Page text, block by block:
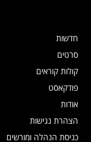
חדשות
סרטים
קולות קוראים
פודקאסט
אודות
הצהרת נגישות
כניסת הנהלה ומורשים